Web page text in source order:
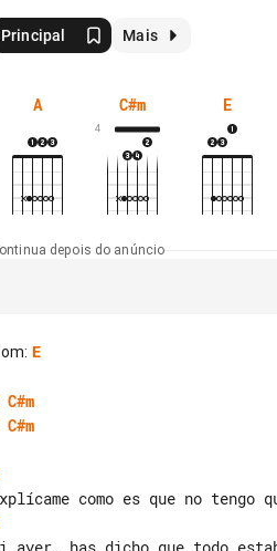
Principal Mais
A C#m
4
E
depois do anúncio
: E
C#m
C#m